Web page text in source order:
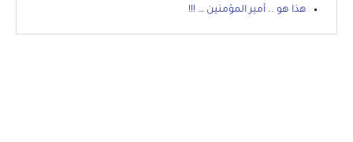
هذا هو .. أمير المؤمنين … !!!